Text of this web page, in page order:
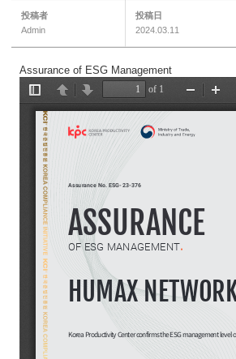
投稿者
Admin
投稿日
2024.03.11
Assurance of ESG Management